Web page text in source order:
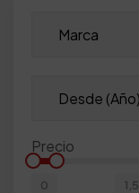
Precio
0